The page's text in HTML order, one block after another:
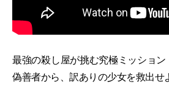
最強の殺し屋が挑む究極ミッショ
偽善者から、訳ありの少女を救出せ